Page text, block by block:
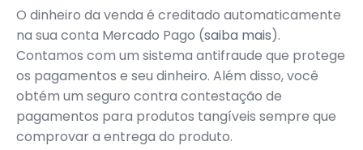
O dinheiro da venda é creditado automaticamente
na sua conta Mercado Pago (saiba mais).
Contamos com um sistema antifraude que protege
os pagamentos e seu dinheiro. Além disso, você
obtém um seguro contra contestação de
pagamentos para produtos tangíveis sempre que
comprovar a entrega do produto.